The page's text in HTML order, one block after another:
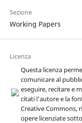
Sezione
Working Papers
Licenza
Questa licenza
comunicare al
eseguire, recitare e
citati l'autore e la
Creative Commons,
opere licenziate